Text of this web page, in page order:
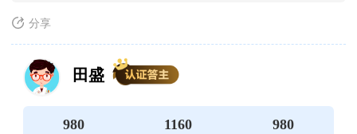
分享
田盛
980 1160 980